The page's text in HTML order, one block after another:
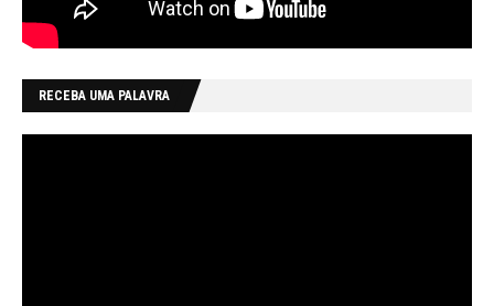
RECEBA UMA PALAVRA